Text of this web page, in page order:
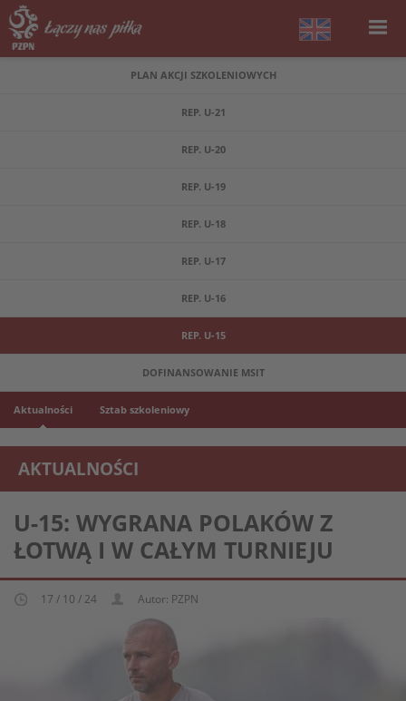
PLAN AKCJI SZKOLENIOWYCH
REP. U-21
REP. U-20
REP. U-19
REP. U-18
REP. U-17
REP. U-16
REP. U-15
DOFINANSOWANIE MSIT
Aktualności Sztab szkoleniowy
AKTUALNOŚCI
REPREZENTACJA MŁODZIEŻOWA U-15
U-15: WYGRANA POLAKÓW Z
ŁOTWĄ I W CAŁYM TURNIEJU
17 / 10 / 24 Autor: PZPN